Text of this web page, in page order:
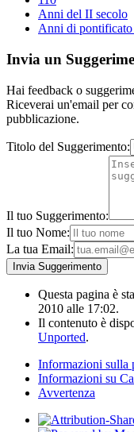
Anni del II secolo
Anni di
Invia un
Hai feedback o
Riceverai un'email per
pubblicazione.
Titolo del Suggerimento:
Il tuo Suggerimento:
Il tuo Nome:
La tua Email:
Questa pagina è
2010 alle 17:02.
Il contenuto è
Unported.
Informazioni sulla
Informazioni su
Avvertenza